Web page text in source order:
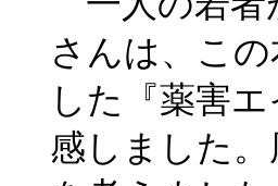
さんは、こ
した『薬害
感しました